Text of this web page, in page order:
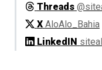
Threads
X AloAlo_Bahia
LinkedIN